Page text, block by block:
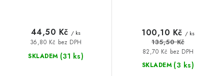
SKLADEM (31 ks)
36,80 Kč bez DPH
44,50 Kč / ks
SKLADEM (3 ks)
82,70 Kč bez DPH
100,10 Kč / ks
135,50 Kč